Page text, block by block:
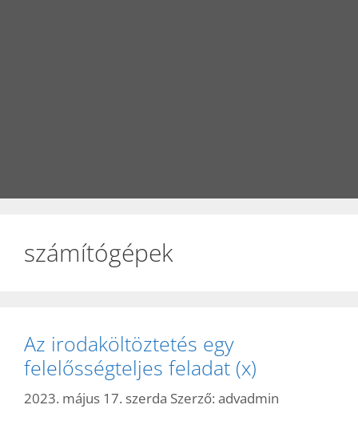
számítógépek
Az irodaköltöztetés egy
felelősségteljes feladat (x)
2023. május 17. szerda Szerző: advadmin